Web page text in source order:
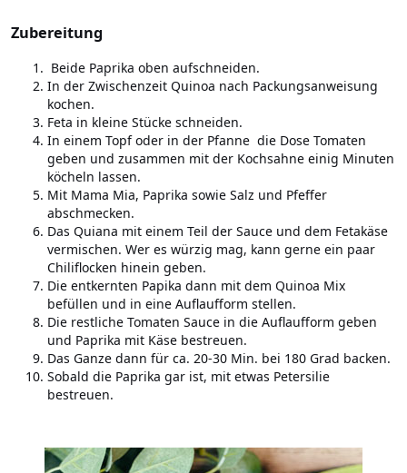
Zubereitung
Beide Paprika oben aufschneiden.
In der Zwischenzeit Quinoa nach Packungsanweisung
kochen.
Feta in kleine Stücke schneiden.
In einem Topf oder in der Pfanne die Dose Tomaten
geben und zusammen mit der Kochsahne einig Minuten
köcheln lassen.
Mit Mama Mia, Paprika sowie Salz und Pfeffer
abschmecken.
Das Quiana mit einem Teil der Sauce und dem Fetakäse
vermischen. Wer es würzig mag, kann gerne ein paar
Chiliflocken hinein geben.
Die entkernten Papika dann mit dem Quinoa Mix
befüllen und in eine Auflaufform stellen.
Die restliche Tomaten Sauce in die Auflaufform geben
und Paprika mit Käse bestreuen.
Das Ganze dann für ca. 20-30 Min. bei 180 Grad backen.
Sobald die Paprika gar ist, mit etwas Petersilie
bestreuen.